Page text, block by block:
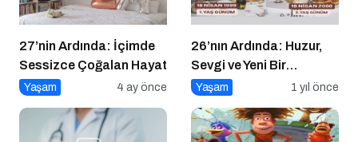
27’nin Ardında: İçimde
Sessizce Çoğalan Hayat
Yaşam 4 ay önce
26’nın Ardında: Huzur,
Sevgi ve Yeni Bir
Başlangıç
Yaşam 1 yıl önce